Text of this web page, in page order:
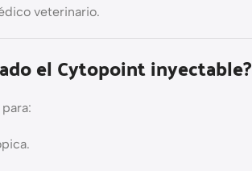
veterinario.
el Cytopoint inyectable?